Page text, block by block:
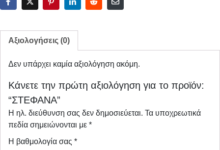
Αξιολογήσεις (0)
Δεν υπάρχει καμία αξιολόγηση ακόμη.
Κάνετε την πρώτη αξιολόγηση για το προϊόν:
“ΣΤΕΦΑΝΑ”
Η ηλ. διεύθυνση σας δεν δημοσιεύεται. Τα υποχρεωτικά
πεδία σημειώνονται με *
Η βαθμολογία σας *